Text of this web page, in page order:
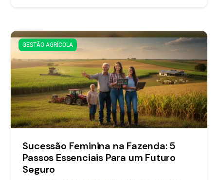
GESTÃO AGRÍCOLA
Sucessão Feminina na Fazenda: 5
Passos Essenciais Para um Futuro
Seguro